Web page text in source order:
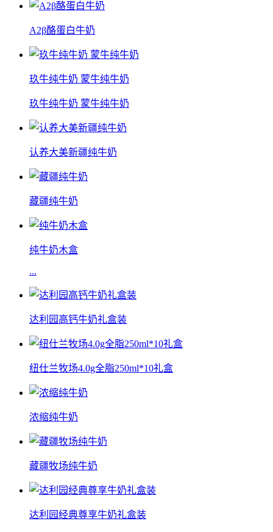
A2β酪蛋白牛奶
玖牛纯牛奶 蒙牛纯牛奶
玖牛纯牛奶 蒙牛纯牛奶
认养大美新疆纯牛奶
藏疆纯牛奶
纯牛奶木盒
...
达利园高钙牛奶礼盒装
纽仕兰牧场4.0g全脂250ml*10礼盒
浓缩纯牛奶
藏疆牧场纯牛奶
达利园经典尊享牛奶礼盒装